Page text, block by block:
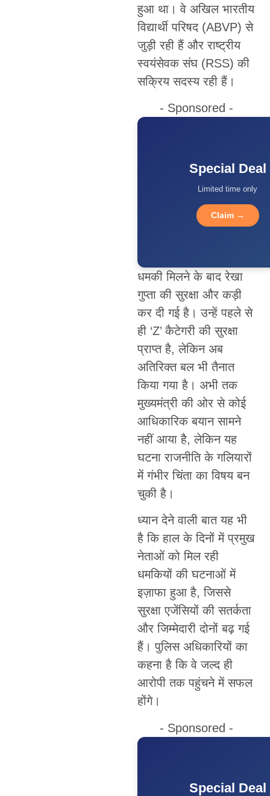
हुआ था। वे अखिल भारतीय
विद्यार्थी परिषद (ABVP) से
जुड़ी रही हैं और राष्ट्रीय
स्वयंसेवक संघ (RSS) की
सक्रिय सदस्य रही हैं।
- Sponsored -
Special Deal
Limited time only
Claim →
धमकी मिलने के बाद रेखा
गुप्ता की सुरक्षा और कड़ी
कर दी गई है। उन्हें पहले से
ही ‘Z’ कैटेगरी की सुरक्षा
प्राप्त है, लेकिन अब
अतिरिक्त बल भी तैनात
किया गया है। अभी तक
मुख्यमंत्री की ओर से कोई
आधिकारिक बयान सामने
नहीं आया है, लेकिन यह
घटना राजनीति के गलियारों
में गंभीर चिंता का विषय बन
चुकी है।
ध्यान देने वाली बात यह भी
है कि हाल के दिनों में प्रमुख
नेताओं को मिल रही
धमकियों की घटनाओं में
इज़ाफा हुआ है, जिससे
सुरक्षा एजेंसियों की सतर्कता
और जिम्मेदारी दोनों बढ़ गई
हैं। पुलिस अधिकारियों का
कहना है कि वे जल्द ही
आरोपी तक पहुंचने में सफल
होंगे।
- Sponsored -
Special Deal